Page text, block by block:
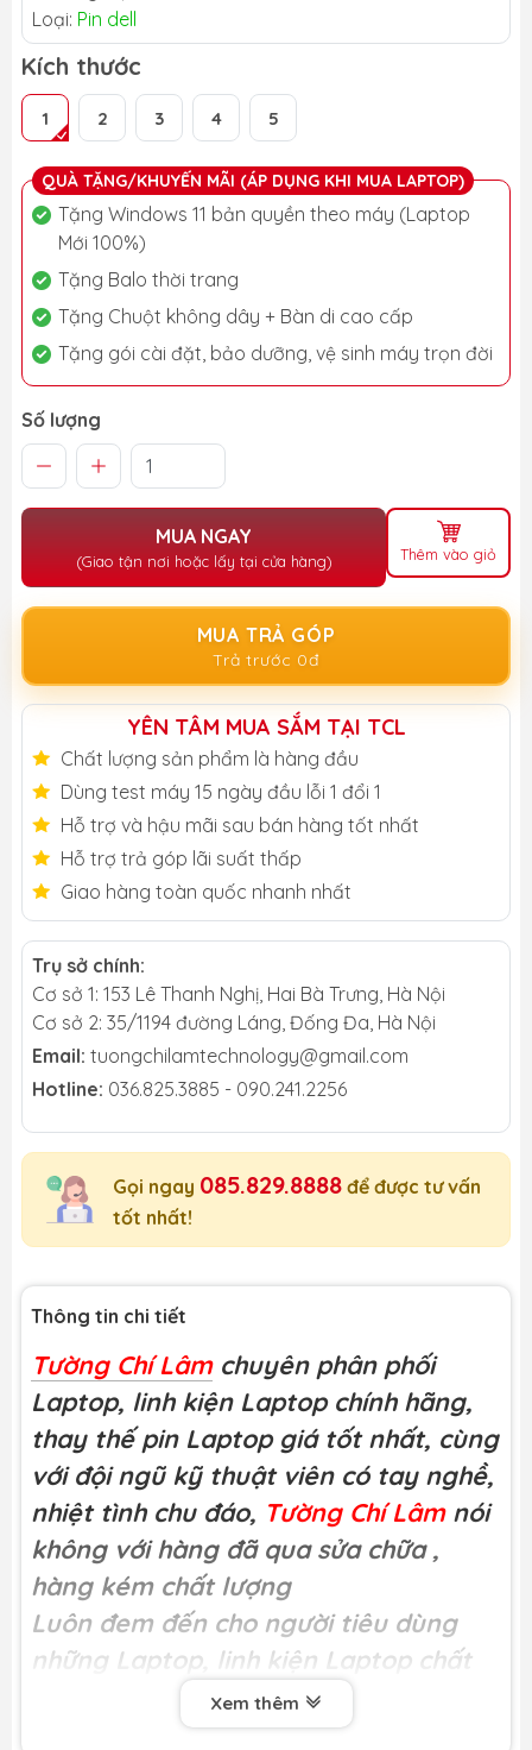
Loại: Pin dell
Kích thước
1 2 3 4 5
QUÀ TẶNG/KHUYẾN MÃI (ÁP DỤNG KHI MUA LAPTOP)
Tặng Windows 11 bản quyền theo máy (Laptop
Mới 100%)
Tặng Balo thời trang
Tặng Chuột không dây + Bàn di cao cấp
Tặng gói cài đặt, bảo dưỡng, vệ sinh máy trọn đời
Số lượng
MUA NGAY
(Giao tận nơi hoặc lấy tại cửa hàng) Thêm vào giỏ
MUA TRẢ GÓP
Trả trước 0đ
YÊN TÂM MUA SẮM TẠI TCL
Chất lượng sản phẩm là hàng đầu
Dùng test máy 15 ngày đầu lỗi 1 đổi 1
Hỗ trợ và hậu mãi sau bán hàng tốt nhất
Hỗ trợ trả góp lãi suất thấp
Giao hàng toàn quốc nhanh nhất
Trụ sở chính:
Cơ sở 1: 153 Lê Thanh Nghị, Hai Bà Trưng, Hà Nội
Cơ sở 2: 35/1194 đường Láng, Đống Đa, Hà Nội
Email: tuongchilamtechnology@gmail.com
Hotline: 036.825.3885 - 090.241.2256
Gọi ngay 085.829.8888 để được tư vấn
tốt nhất!
Thông tin chi tiết
Tường Chí Lâm chuyên phân phối
Laptop, linh kiện Laptop chính hãng,
thay thế pin Laptop giá tốt nhất, cùng
với đội ngũ kỹ thuật viên có tay nghề,
nhiệt tình chu đáo, Tường Chí Lâm nói
không với hàng đã qua sửa chữa ,
hàng kém chất lượng
Luôn đem đến cho người tiêu dùng
những Laptop, linh kiện Laptop chất
Miễn phí công thay tạiTường Chí Lâm
Xem thêm